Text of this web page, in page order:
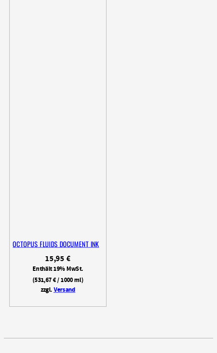
OCTOPUS FLUIDS DOCUMENT INK
15,95€
Enthält 19% MwSt.
(531,67€/ 1000 ml)
zzgl.Versand